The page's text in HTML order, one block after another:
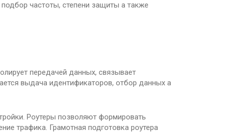
частоты, степени защиты а также
передачей данных, связывает
выдача идентификаторов, отбор данных а
Роутеры позволяют формировать
трафика. Грамотная подготовка роутера